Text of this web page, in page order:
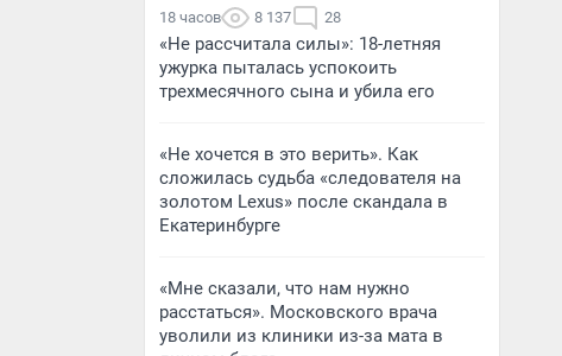
18 часов 8 137 28
«Не рассчитала силы»: 18-летняя
ужурка пыталась успокоить
трехмесячного сына и убила его
«Не хочется в это верить». Как
сложилась судьба «следователя на
золотом Lexus» после скандала в
Екатеринбурге
«Мне сказали, что нам нужно
расстаться». Московского врача
уволили из клиники из-за мата в